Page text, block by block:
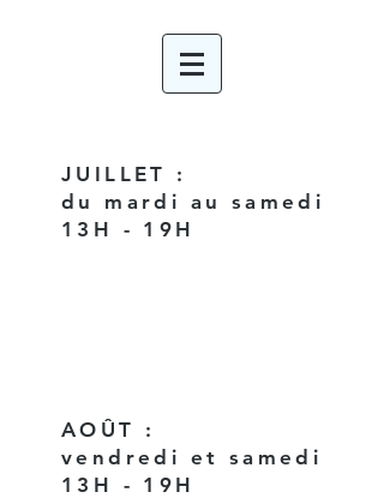
JUILLET :
du mardi au samedi
13H - 19H
AOÛT :
vendredi et samedi
13H - 19H